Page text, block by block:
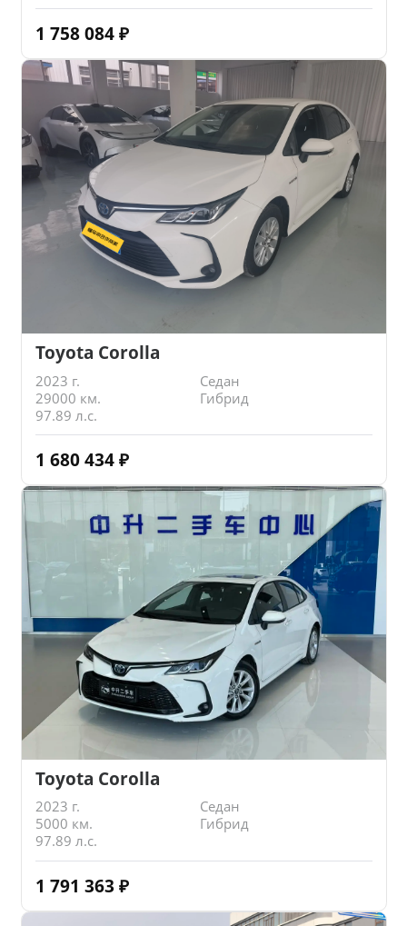
1 758 084 ₽
Toyota Corolla
2023 г.
Седан
29000 км.
Гибрид
97.89 л.с.
1 680 434 ₽
Toyota Corolla
2023 г.
Седан
5000 км.
Гибрид
97.89 л.с.
1 791 363 ₽